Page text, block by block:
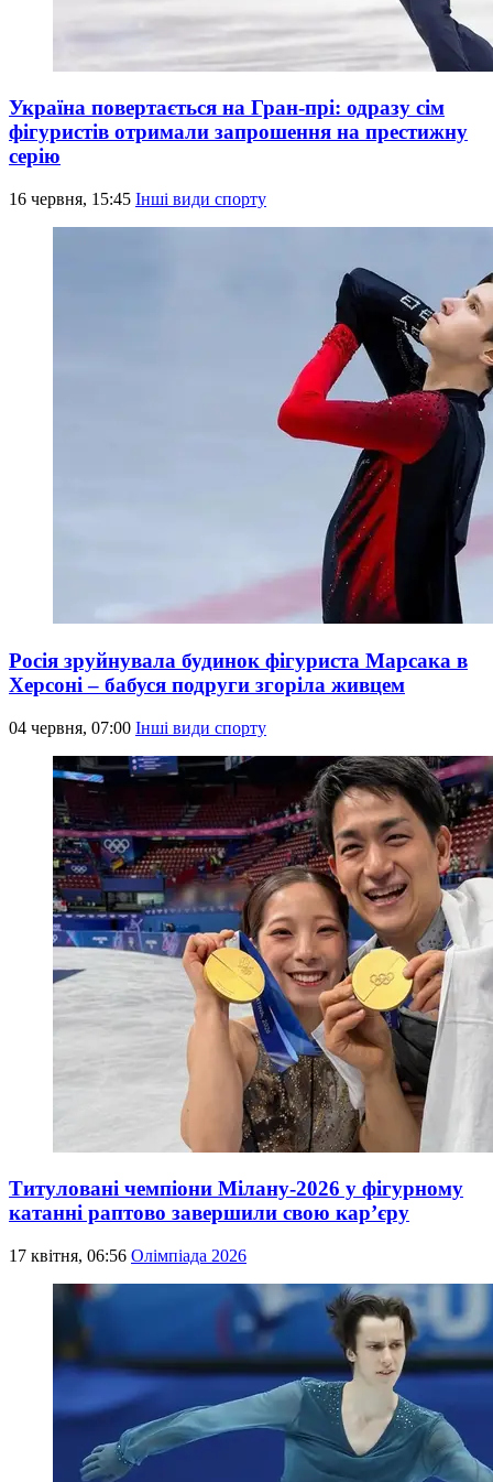
Україна повертається на Гран-прі: одразу сім
фігуристів отримали запрошення на престижну
серію
16 червня, 15:45 Інші види спорту
Росія зруйнувала будинок фігуриста Марсака в
Херсоні – бабуся подруги згоріла живцем
04 червня, 07:00 Інші види спорту
Титуловані чемпіони Мілану-2026 у фігурному
катанні раптово завершили свою кар’єру
17 квітня, 06:56 Олімпіада 2026